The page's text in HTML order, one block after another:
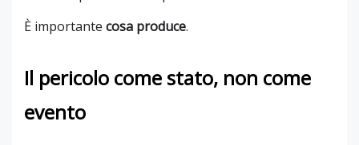
È importante cosa produce.
Il pericolo come stato, non come
evento